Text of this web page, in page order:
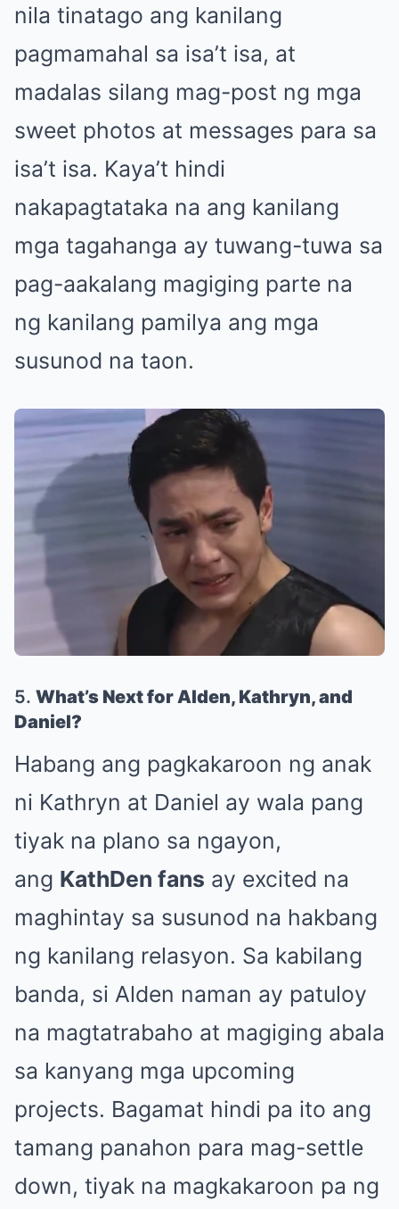
nila tinatago ang kanilang
pagmamahal sa isa’t isa, at
madalas silang mag-post ng mga
sweet photos at messages para sa
isa’t isa. Kaya’t hindi
nakapagtataka na ang kanilang
mga tagahanga ay tuwang-tuwa sa
pag-aakalang magiging parte na
ng kanilang pamilya ang mga
susunod na taon.
5. What’s Next for Alden, Kathryn, and
Daniel?
Habang ang pagkakaroon ng anak
ni Kathryn at Daniel ay wala pang
tiyak na plano sa ngayon,
ang KathDen fans ay excited na
maghintay sa susunod na hakbang
ng kanilang relasyon. Sa kabilang
banda, si Alden naman ay patuloy
na magtatrabaho at magiging abala
sa kanyang mga upcoming
projects. Bagamat hindi pa ito ang
tamang panahon para mag-settle
down, tiyak na magkakaroon pa ng